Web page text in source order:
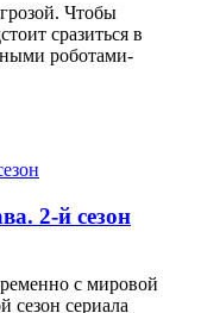
Чтобы
сразиться в
роботами-
2-й сезон
с мировой
сезон сериала